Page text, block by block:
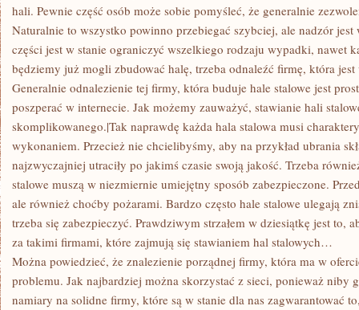
hali. Pewnie część osób może sobie pomyśleć, że generalnie
Naturalnie to wszystko powinno przebiegać szybciej, ale nadzór
części jest w stanie ograniczyć wszelkiego rodzaju wypadki, nawet
będziemy już mogli zbudować halę, trzeba odnaleźć firmę, która
Generalnie odnalezienie tej firmy, która buduje hale stalowe jest
poszperać w internecie. Jak możemy zauważyć, stawianie hali
skomplikowanego.|Tak naprawdę każda hala stalowa musi
wykonaniem. Przecież nie chcielibyśmy, aby na przykład ubrania
najzwyczajniej utraciły po jakimś czasie swoją jakość. Trzeba
stalowe muszą w niezmiernie umiejętny sposób zabezpieczone.
ale również choćby pożarami. Bardzo często hale stalowe ulegają
trzeba się zabezpieczyć. Prawdziwym strzałem w dziesiątkę jest to,
za takimi firmami, które zajmują się stawianiem hal stalowych…
Można powiedzieć, że znalezienie porządnej firmy, która ma w
problemu. Jak najbardziej można skorzystać z sieci, ponieważ niby
namiary na solidne firmy, które są w stanie dla nas zagwarantować